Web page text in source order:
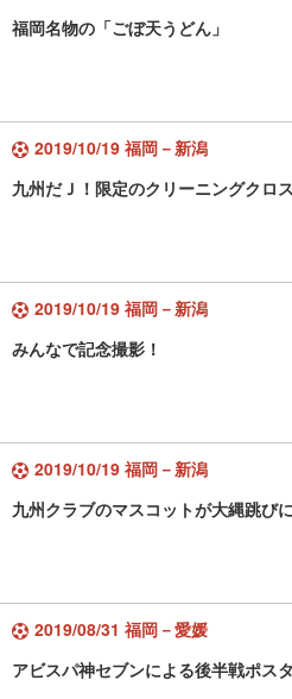
福岡名物の「ごぼ天うどん」
2019/10/19 福岡－新潟
九州だＪ！限定のクリーニングクロ
2019/10/19 福岡－新潟
みんなで記念撮影！
2019/10/19 福岡－新潟
九州クラブのマスコットが大縄跳び
2019/08/31 福岡－愛媛
アビスパ神セブンによる後半戦ポス